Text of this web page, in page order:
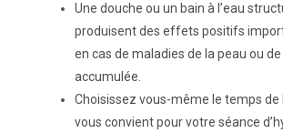
Une douche ou un bain à l’eau
produisent des effets positifs
en cas de maladies de la peau ou
accumulée.
Choisissez vous-même le temps de
vous convient pour votre séance